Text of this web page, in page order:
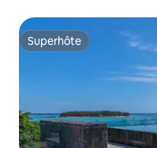
Superhôte
Superhôte